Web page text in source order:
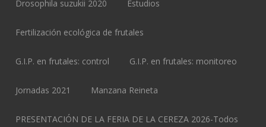
Drosophila suzukii 2020 Estudios
Fertilización ecológica de frutales
G.I.P. en frutales: control G.I.P. en frutales: monitoreo
Jornadas 2021 Manzana Reineta
PRESENTACIÓN DE LA FERIA DE LA CEREZA 2026-Todos